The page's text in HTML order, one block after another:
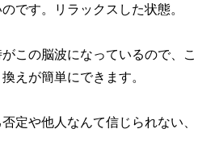
です。リラックスした状態。
この脳波になっているので、こ
えが簡単にできます。
定や他人なんて信じられない、